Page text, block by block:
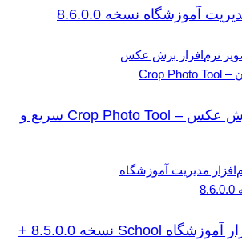
آموزشگاه نسخه 8.6.0.0
نرم‌افزار رایگان برش عکس – Crop Photo Tool سریع و
بروزرسانی نرم افزار آموزشگاه School نسخه 8.5.0.0 +